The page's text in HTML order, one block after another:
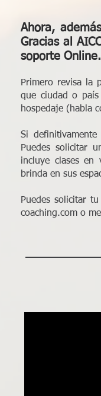
Ahora,
Gracias al
soporte
Primero revisa la
que ciudad o
hospedaje (habla
Si
Puedes solicitar
incluye clases en
brinda en sus
Puedes solicitar
coaching.com o